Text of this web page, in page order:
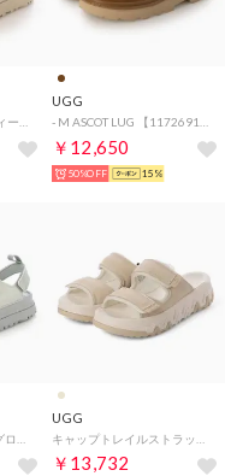
UGG
￥12,650
50%OFF 15%
UGG
￥13,732